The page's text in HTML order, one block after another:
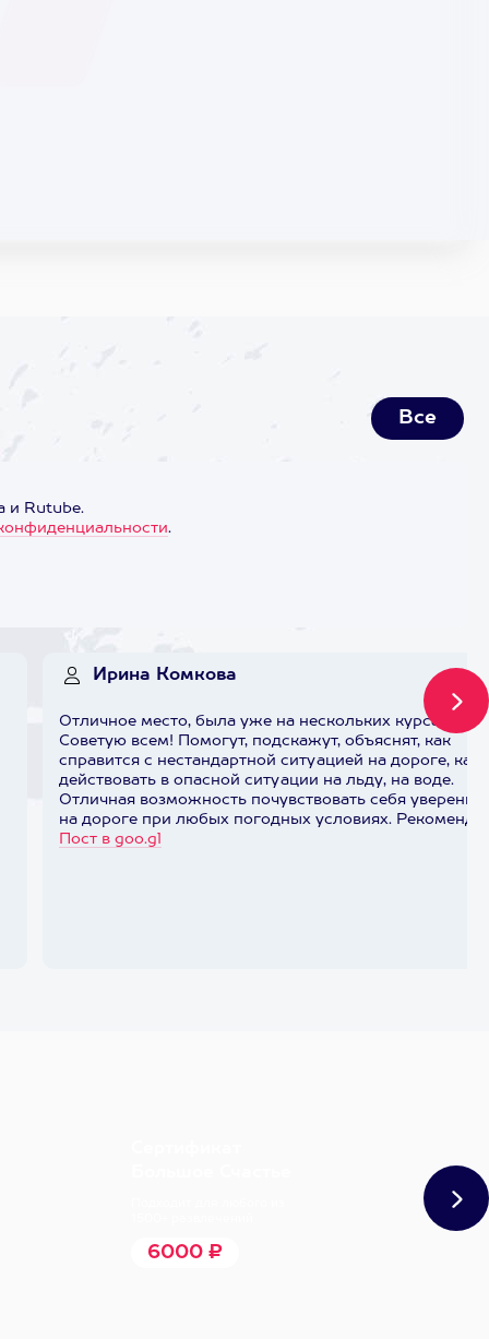
Все
и Rutube.
.
Ирина Комкова
Отличное место, была уже на нескольких курсах.
Советую всем! Помогут, подскажут, объяснят, как
справится с нестандартной ситуацией на дороге, как
действовать в опасной ситуации на льду, на воде.
Отличная возможность почувствовать себя уверенно
на дороге при любых погодных условиях.
Пост в goo.gl
6000 ₽